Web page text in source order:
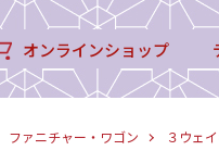
オンラインショップ
ファニチャー・ワゴン ３ウェ